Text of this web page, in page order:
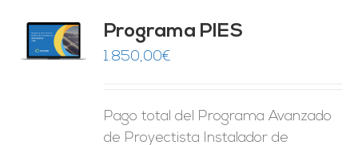
Programa PIES
1.850,00€
Pago total del Programa Avanzado
de Proyectista Instalador de